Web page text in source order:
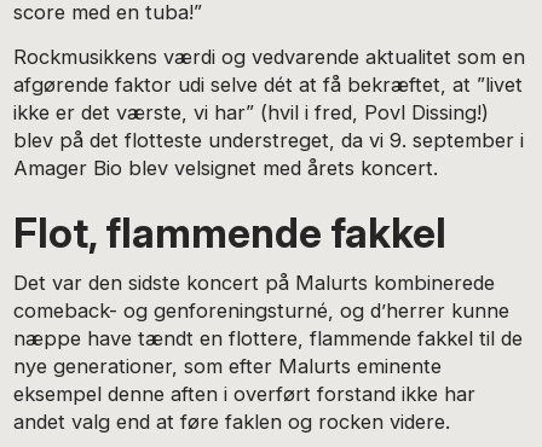
score med en tuba!”
Rockmusikkens værdi og vedvarende aktualitet som en
afgørende faktor udi selve dét at få bekræftet, at ”livet
ikke er det værste, vi har” (hvil i fred, Povl Dissing!)
blev på det flotteste understreget, da vi 9. september i
Amager Bio blev velsignet med årets koncert.
Flot, flammende fakkel
Det var den sidste koncert på Malurts kombinerede
comeback- og genforeningsturné, og d’herrer kunne
næppe have tændt en flottere, flammende fakkel til de
nye generationer, som efter Malurts eminente
eksempel denne aften i overført forstand ikke har
andet valg end at føre faklen og rocken videre.